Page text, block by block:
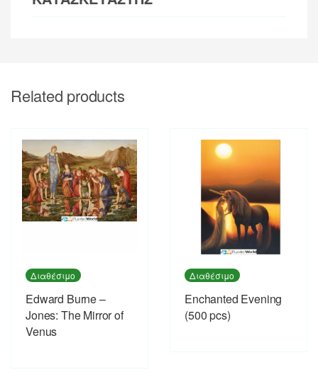
Related products
Διαθέσιμο
Edward Burne –
Jones: The Mirror of
Venus
Διαθέσιμο
Enchanted Evening
(500 pcs)